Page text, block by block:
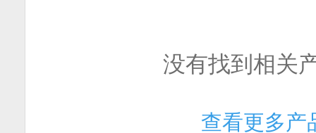
没有找到相关
查看更多产